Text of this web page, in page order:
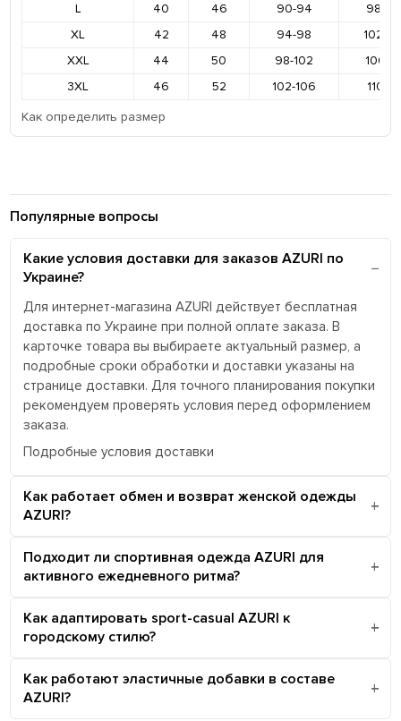
L
40 46 90-94
98-
XL
42 48 94-98
102-
XXL
44 50 98-102
106-
3XL
46 52 102-106
110-
Как определить размер
Популярные вопросы
Какие условия доставки для заказов AZURI по
Украине?
Для интернет-магазина AZURI действует бесплатная
доставка по Украине при полной оплате заказа. В
карточке товара вы выбираете актуальный размер, а
подробные сроки обработки и доставки указаны на
странице доставки. Для точного планирования покупки
рекомендуем проверять условия перед оформлением
заказа.
Подробные условия доставки
Как работает обмен и возврат женской одежды
AZURI?
Подходит ли спортивная одежда AZURI для
активного ежедневного ритма?
Как адаптировать sport-casual AZURI к
городскому стилю?
Как работают эластичные добавки в составе
AZURI?